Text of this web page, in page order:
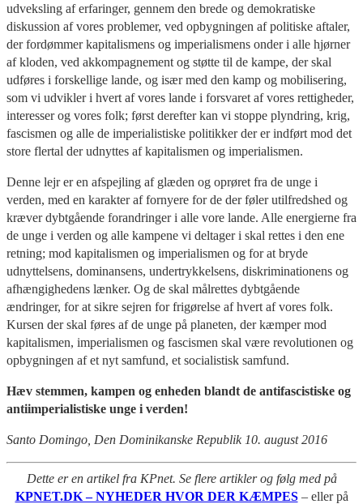
udveksling af erfaringer, gennem den brede og demokratiske
diskussion af vores problemer, ved opbygningen af politiske aftaler,
der fordømmer kapitalismens og imperialismens onder i alle hjørner
af kloden, ved akkompagnement og støtte til de kampe, der skal
udføres i forskellige lande, og især med den kamp og mobilisering,
som vi udvikler i hvert af vores lande i forsvaret af vores rettigheder,
interesser og vores folk; først derefter kan vi stoppe plyndring, krig,
fascismen og alle de imperialistiske politikker der er indført mod det
store flertal der udnyttes af kapitalismen og imperialismen.
Denne lejr er en afspejling af glæden og oprøret fra de unge i
verden, med en karakter af fornyere for de der føler utilfredshed og
kræver dybtgående forandringer i alle vore lande. Alle energierne fra
de unge i verden og alle kampene vi deltager i skal rettes i den ene
retning; mod kapitalismen og imperialismen og for at bryde
udnyttelsens, dominansens, undertrykkelsens, diskriminationens og
afhængighedens lænker. Og de skal målrettes dybtgående
ændringer, for at sikre sejren for frigørelse af hvert af vores folk.
Kursen der skal føres af de unge på planeten, der kæmper mod
kapitalismen, imperialismen og fascismen skal være revolutionen og
opbygningen af et nyt samfund, et socialistisk samfund.
Hæv stemmen, kampen og enheden blandt de antifascistiske og
antiimperialistiske unge i verden!
Santo Domingo, Den Dominikanske Republik 10. august 2016
Dette er en artikel fra KPnet. Se flere artikler og følg med på
KPNET.DK – NYHEDER HVOR DER KÆMPES – eller på